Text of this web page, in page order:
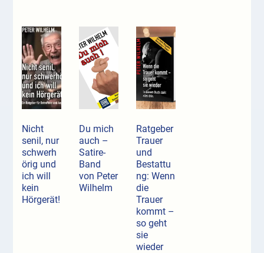
Nicht
senil, nur
schwerh
örig und
ich will
kein
Hörgerät!
Du mich
auch –
Satire-
Band
von Peter
Wilhelm
Ratgeber
Trauer
und
Bestattu
ng: Wenn
die
Trauer
kommt –
so geht
sie
wieder